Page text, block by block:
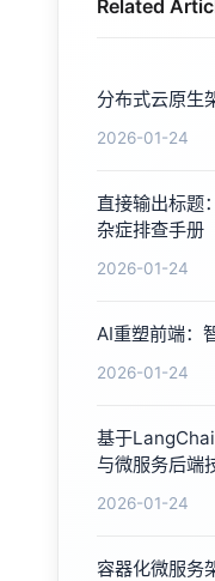
Related
分布式云原生
2026-01-24
直接输出标题
杂症排查手册
2026-01-24
AI重塑前端：
2026-01-24
基于
与微服务后端
2026-01-24
容器化微服务